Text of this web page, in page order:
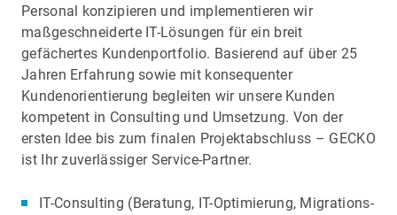
Personal konzipieren und implementieren wir
maßgeschneiderte IT-Lösungen für ein breit
gefächertes Kundenportfolio. Basierend auf über 25
Jahren Erfahrung sowie mit konsequenter
Kundenorientierung begleiten wir unsere Kunden
kompetent in Consulting und Umsetzung. Von der
ersten Idee bis zum finalen Projektabschluss – GECKO
ist Ihr zuverlässiger Service-Partner.
IT-Consulting (Beratung, IT-Optimierung, Migrations-